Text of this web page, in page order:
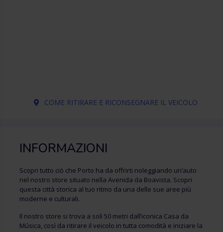
COME RITIRARE E RICONSEGNARE IL VEICOLO
INFORMAZIONI
Scopri tutto ciò che Porto ha da offrirti noleggiando un’auto
nel nostro store situato nella Avenida da Boavista. Scopri
questa città storica al tuo ritmo da una delle sue aree più
moderne e culturali.
Il nostro store si trova a soli 50 metri dall’iconica Casa da
Música, così da ritirare il veicolo in tutta comodità e iniziare la